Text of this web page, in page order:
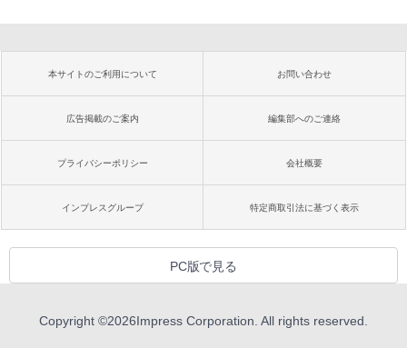
本サイトのご利用について お問い合わせ
広告掲載のご案内 編集部へのご連絡
プライバシーポリシー 会社概要
インプレスグループ 特定商取引法に基づく表示
PC版で見る
Copyright ©2026Impress Corporation. All rights reserved.